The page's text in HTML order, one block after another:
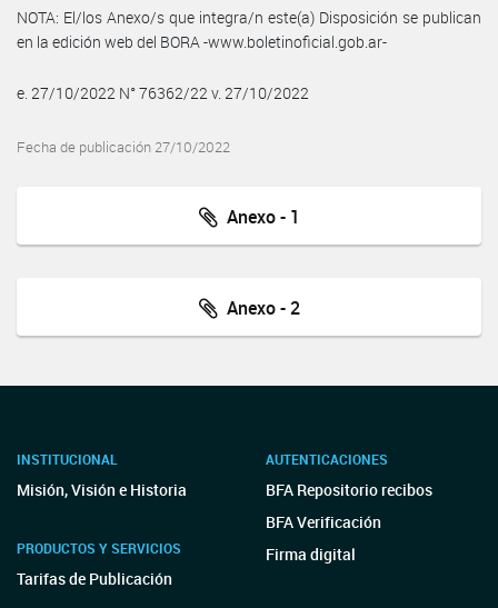
NOTA: El/los Anexo/s que integra/n este(a) Disposición se publican
en la edición web del BORA -www.boletinoficial.gob.ar-
e. 27/10/2022 N° 76362/22 v. 27/10/2022
Fecha de publicación 27/10/2022
Anexo - 1
Anexo - 2
INSTITUCIONAL
Misión, Visión e Historia
PRODUCTOS Y SERVICIOS
Tarifas de Publicación
AUTENTICACIONES
BFA Repositorio recibos
BFA Verificación
Firma digital